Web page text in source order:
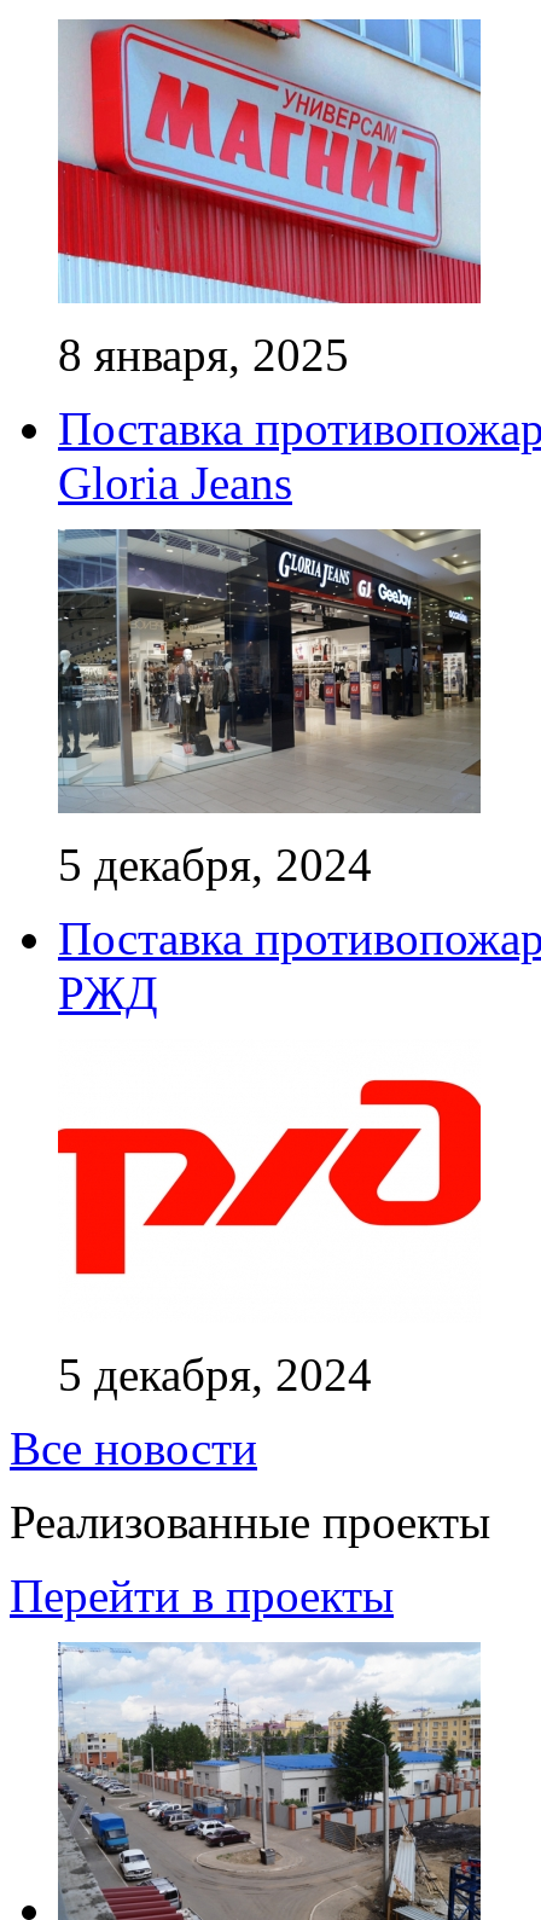
8 января, 2025
Поставка
Gloria Jeans
5 декабря, 2024
Поставка
РЖД
5 декабря, 2024
Все новости
Реализованные проекты
Перейти в проекты